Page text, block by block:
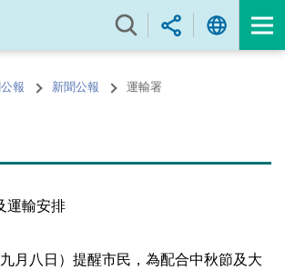
報 新聞公報 運輸署
運輸安排
月八日）提醒市民，為配合中秋節及大